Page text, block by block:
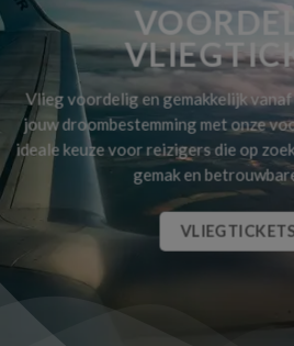
Vlieg voordelig en gemakkelijk
jouw droombestemming met onze
ideale keuze voor reizigers die op
gemak en